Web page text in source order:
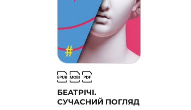
БЕАТРІЧІ.
СУЧАСНИЙ ПОГЛЯД